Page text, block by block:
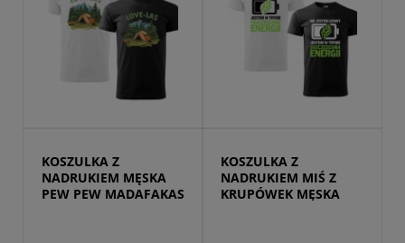
Przejdź do produktu
KOSZULKA Z
NADRUKIEM MĘSKA
PEW PEW MADAFAKAS
KOSZULKA Z
NADRUKIEM MIŚ Z
KRUPÓWEK MĘSKA